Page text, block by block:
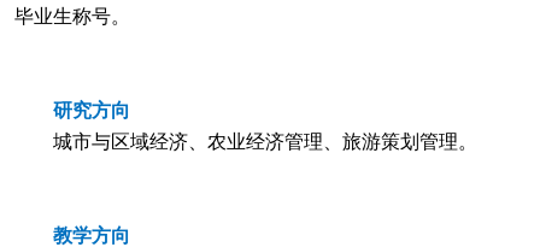
毕业生称号。
研究方向
城市与区域经济、农业经济管理、旅游策划管理。
教学方向